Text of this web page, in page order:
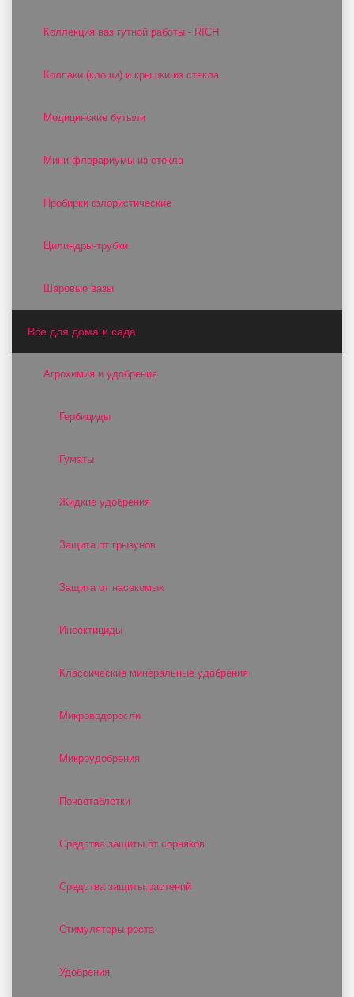
Коллекция ваз гутной работы - RICH
Колпаки (клоши) и крышки из стекла
Медицинские бутыли
Мини-флорариумы из стекла
Пробирки флористические
Цилиндры-трубки
Шаровые вазы
Все для дома и сада
Агрохимия и удобрения
Гербициды
Гуматы
Жидкие удобрения
Защита от грызунов
Защита от насекомых
Инсектициды
Классические минеральные удобрения
Микроводоросли
Микроудобрения
Почвотаблетки
Средства защиты от сорняков
Средства защиты растений
Стимуляторы роста
Удобрения